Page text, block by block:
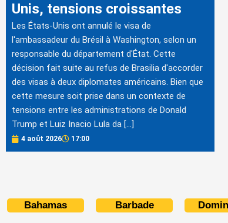
Unis, tensions croissantes
Les États-Unis ont annulé le visa de
l'ambassadeur du Brésil à Washington, selon un
responsable du département d'État. Cette
décision fait suite au refus de Brasilia d'accorder
des visas à deux diplomates américains. Bien que
cette mesure soit prise dans un contexte de
tensions entre les administrations de Donald
Trump et Luiz Inacio Lula da […]
4 août 2026 17:00
Bahamas Barbade